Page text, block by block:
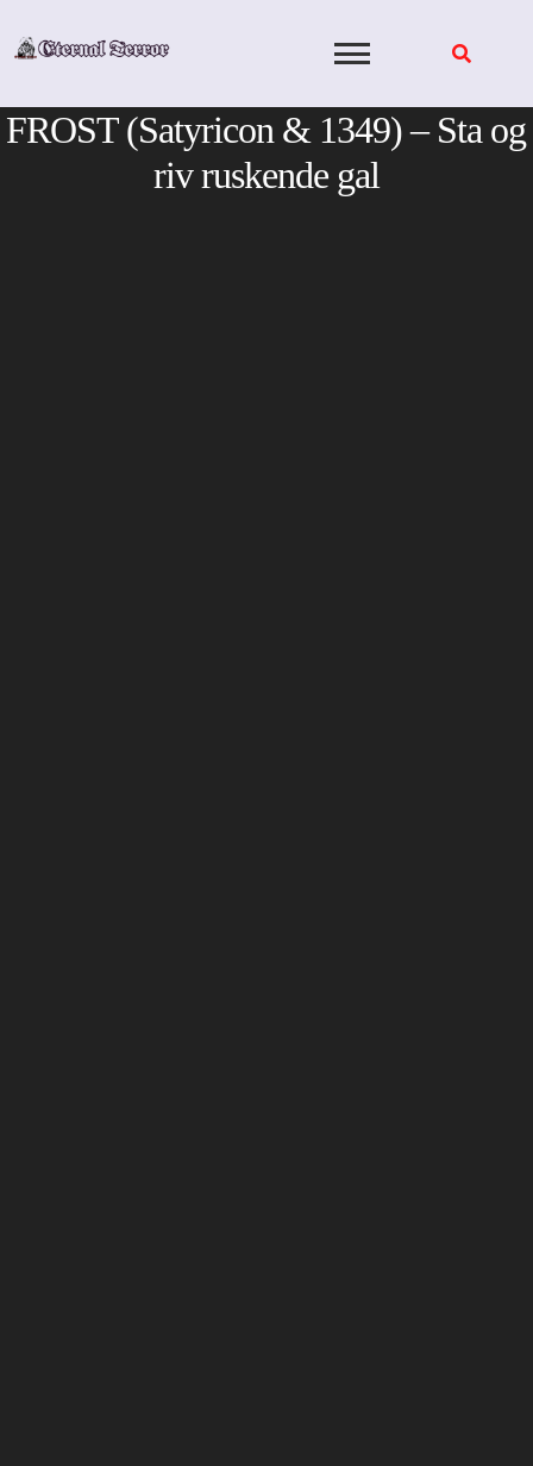
FROST (Satyricon & 1349) – Sta og
riv ruskende gal